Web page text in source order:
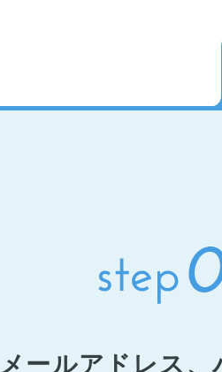
メールアドレス、